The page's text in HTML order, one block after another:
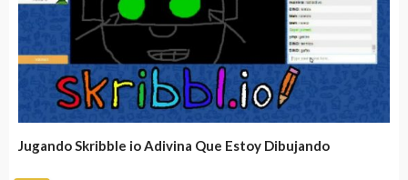
Jugando Skribble io Adivina Que Estoy Dibujando